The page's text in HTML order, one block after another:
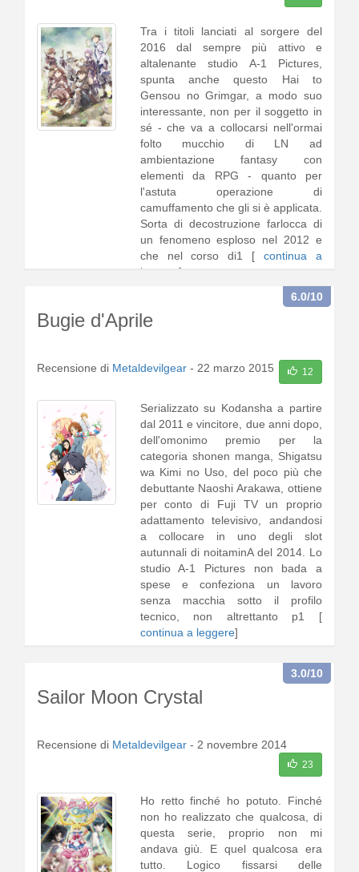
Tra i titoli lanciati al sorgere del
2016 dal sempre più attivo e
altalenante studio A-1 Pictures,
spunta anche questo Hai to
Gensou no Grimgar, a modo suo
interessante, non per il soggetto in
sé - che va a collocarsi nell'ormai
folto mucchio di LN ad
ambientazione fantasy con
elementi da RPG - quanto per
l'astuta operazione di
camuffamento che gli si è applicata.
Sorta di decostruzione farlocca di
un fenomeno esploso nel 2012 e
che nel corso di1 [continua a
leggere]
Bugie d'Aprile
6.0/10
Recensione di Metaldevilgear - 22 marzo 2015 12
Serializzato su Kodansha a partire
dal 2011 e vincitore, due anni dopo,
dell'omonimo premio per la
categoria shonen manga, Shigatsu
wa Kimi no Uso, del poco più che
debuttante Naoshi Arakawa, ottiene
per conto di Fuji TV un proprio
adattamento televisivo, andandosi
a collocare in uno degli slot
autunnali di noitaminA del 2014. Lo
studio A-1 Pictures non bada a
spese e confeziona un lavoro
senza macchia sotto il profilo
tecnico, non altrettanto p1 [
continua a leggere]
Sailor Moon Crystal
3.0/10
Recensione di Metaldevilgear - 2 novembre 2014
23
Ho retto finché ho potuto. Finché
non ho realizzato che qualcosa, di
questa serie, proprio non mi
andava giù. E quel qualcosa era
tutto. Logico fissarsi delle